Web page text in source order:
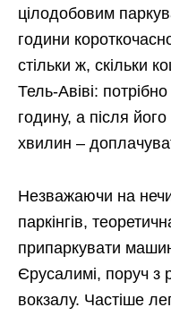
цілодобовим
години
стільки ж, скільки
Тель-Авіві:
годину, а після
хвилин –
Незважаючи на
паркінгів,
припаркувати
Єрусалимі, поруч з
вокзалу. Частіше